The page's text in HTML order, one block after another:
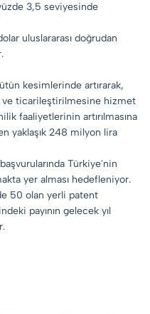
3,5 seviyesinde
uluslararası doğrudan
kesimlerinde artırarak,
ve ticarileştirilmesine hizmet
faaliyetlerinin artırılmasına
yaklaşık 248 milyon lira
Türkiye'nin
yer alması hedefleniyor.
50 olan yerli patent
payının gelecek yıl